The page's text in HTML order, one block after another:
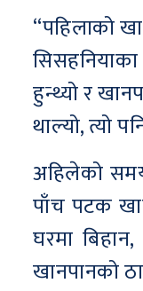
“पहिलाको
हुन्थ्यो र
थाल्यो, त्यो
अहिलेको
पाँच पटक
घरमा
खानपानको